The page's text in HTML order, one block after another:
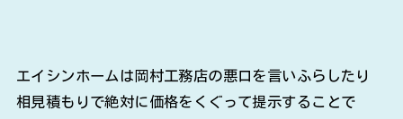
エイシンホームは岡村工務店の悪口を言いふらしたり
相見積もりで絶対に価格をくぐって提示することで